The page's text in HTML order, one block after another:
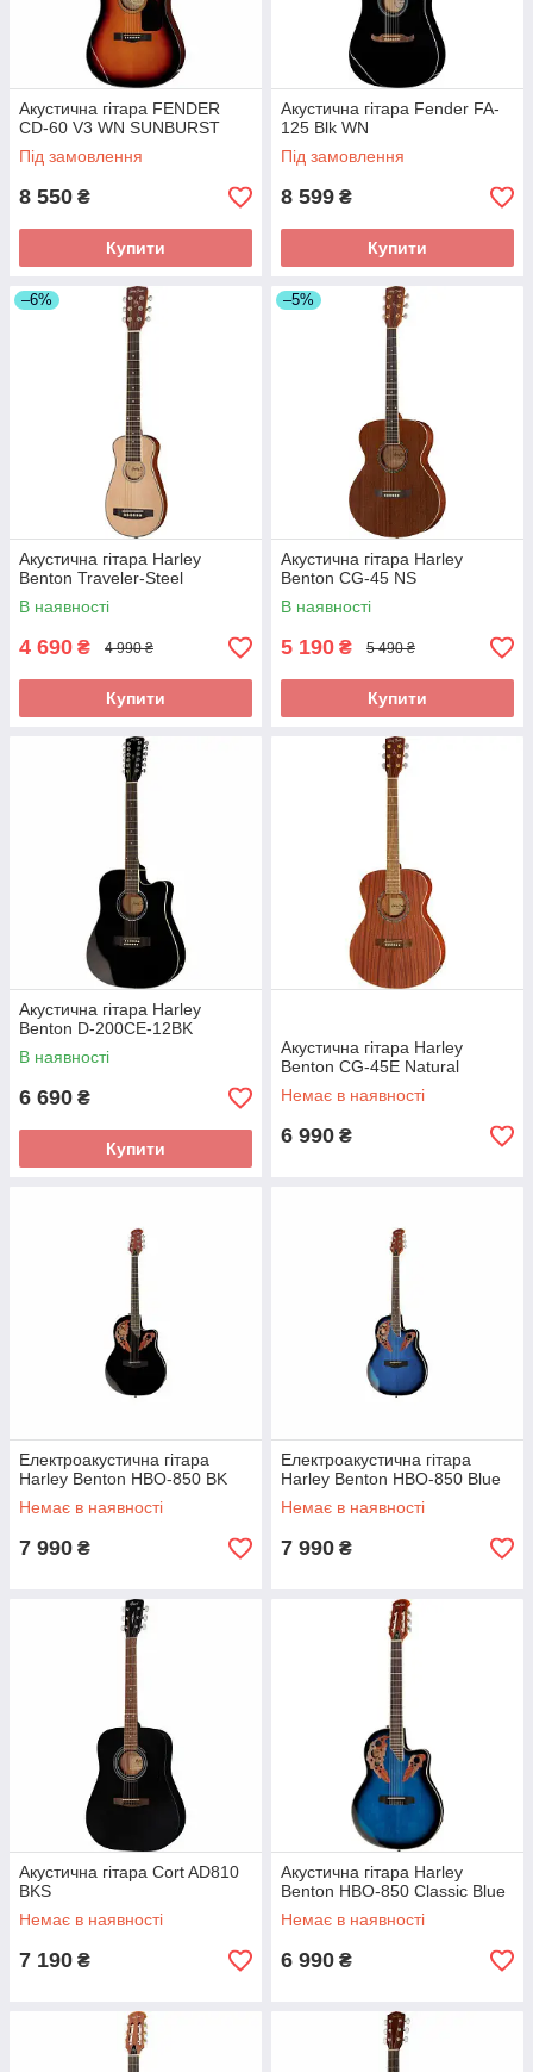
Акустична гітара FENDER
CD-60 V3 WN SUNBURST
Під замовлення
8 550 ₴
Купити
Акустична гітара Fender FA-
125 Blk WN
Під замовлення
8 599 ₴
Купити
–6%
Акустична гітара Harley
Benton Traveler-Steel
В наявності
4 690 ₴ 4 990 ₴
Купити
–5%
Акустична гітара Harley
Benton CG-45 NS
В наявності
5 190 ₴ 5 490 ₴
Купити
Акустична гітара Harley
Benton D-200CE-12BK
В наявності
6 690 ₴
Купити
Акустична гітара Harley
Benton CG-45E Natural
Немає в наявності
6 990 ₴
Електроакустична гітара
Harley Benton HBO-850 BK
Немає в наявності
7 990 ₴
Електроакустична гітара
Harley Benton HBO-850 Blue
Немає в наявності
7 990 ₴
Акустична гітара Cort AD810
BKS
Немає в наявності
7 190 ₴
Акустична гітара Harley
Benton HBO-850 Classic Blue
Немає в наявності
6 990 ₴